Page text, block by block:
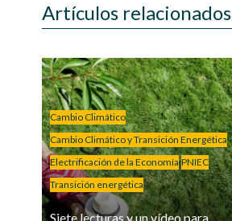
Artículos relacionados
Cambio Climático
Cambio Climático y Transición Energética
Electrificación de la Economía PNIEC
Transición energética
Siete lecturas y un vídeo para